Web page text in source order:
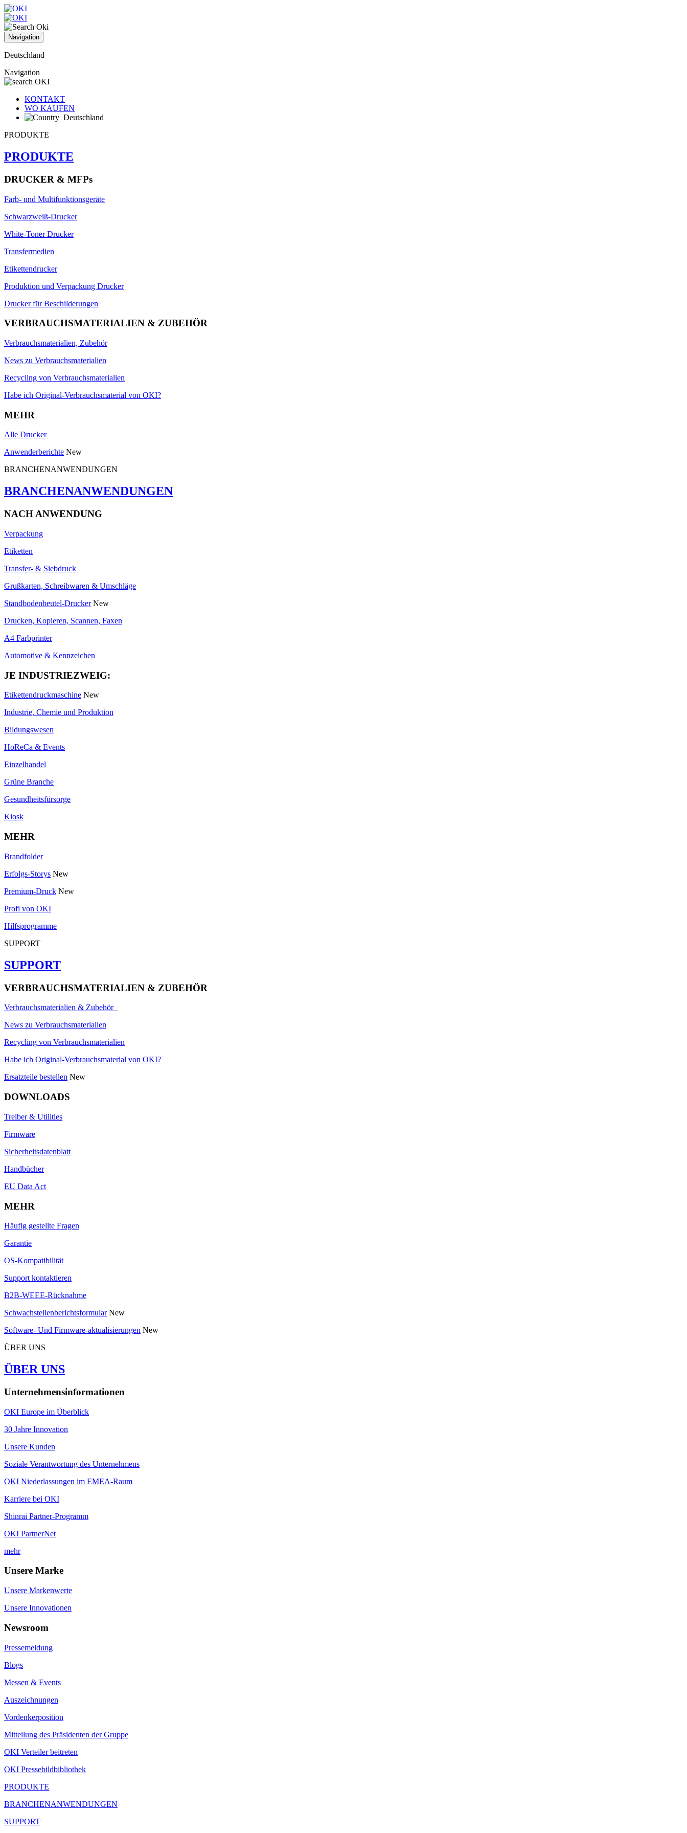
Navigation
Deutschland
Navigation
KONTAKT
WO KAUFEN
Deutschland
PRODUKTE
PRODUKTE
DRUCKER & MFPs
Farb- und Multifunktionsgeräte
Schwarzweiß-Drucker
White-Toner Drucker
Transfermedien
Etikettendrucker
Produktion und Verpackung Drucker
Drucker für Beschilderungen
VERBRAUCHSMATERIALIEN & ZUBEHÖR
Verbrauchsmaterialien, Zubehör
News zu Verbrauchsmaterialien
Recycling von Verbrauchsmaterialien
Habe ich Original-Verbrauchsmaterial von OKI?
MEHR
Alle Drucker
Anwenderberichte New
BRANCHENANWENDUNGEN
BRANCHENANWENDUNGEN
NACH ANWENDUNG
Verpackung
Etiketten
Transfer- & Siebdruck
Grußkarten, Schreibwaren & Umschläge
Standbodenbeutel-Drucker New
Drucken, Kopieren, Scannen, Faxen
A4 Farbprinter
Automotive & Kennzeichen
JE INDUSTRIEZWEIG:
Etikettendruckmaschine New
Industrie, Chemie und Produktion
Bildungswesen
HoReCa & Events
Einzelhandel
Grüne Branche
Gesundheitsfürsorge
Kiosk
MEHR
Brandfolder
Erfolgs-Storys New
Premium-Druck New
Profi von OKI
Hilfsprogramme
SUPPORT
SUPPORT
VERBRAUCHSMATERIALIEN & ZUBEHÖR
Verbrauchsmaterialien & Zubehör
News zu Verbrauchsmaterialien
Recycling von Verbrauchsmaterialien
Habe ich Original-Verbrauchsmaterial von OKI?
Ersatzteile bestellen New
DOWNLOADS
Treiber & Utilities
Firmware
Sicherheitsdatenblatt
Handbücher
EU Data Act
MEHR
Häufig gestellte Fragen
Garantie
OS-Kompatibilität
Support kontaktieren
B2B-WEEE-Rücknahme
Schwachstellenberichtsformular New
Software- Und Firmware-aktualisierungen New
ÜBER UNS
ÜBER UNS
Unternehmensinformationen
OKI Europe im Überblick
30 Jahre Innovation
Unsere Kunden
Soziale Verantwortung des Unternehmens
OKI Niederlassungen im EMEA-Raum
Karriere bei OKI
Shinrai Partner-Programm
OKI PartnerNet
mehr
Unsere Marke
Unsere Markenwerte
Unsere Innovationen
Newsroom
Pressemeldung
Blogs
Messen & Events
Auszeichnungen
Vordenkerposition
Mitteilung des Präsidenten der Gruppe
OKI Verteiler beitreten
OKI Pressebildbibliothek
PRODUKTE
BRANCHENANWENDUNGEN
SUPPORT